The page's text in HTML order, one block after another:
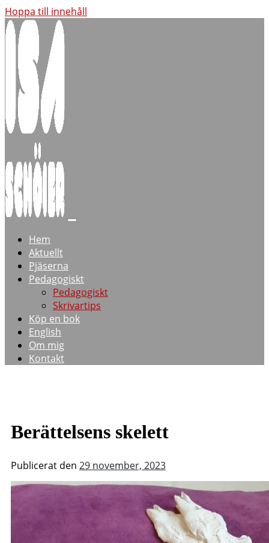
Hoppa till innehåll
Hem
Aktuellt
Pjäserna
Pedagogiskt
Pedagogiskt
Skrivartips
Köp en bok
English
Om mig
Kontakt
Berättelsens skelett
Publicerat den 29 november, 2023